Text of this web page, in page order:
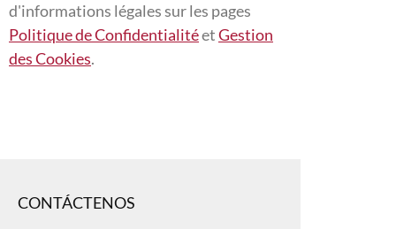
d'informations légales sur les pages
Politique de ConfidentialitéetGestion
des Cookies.
CONTÁCTENOS